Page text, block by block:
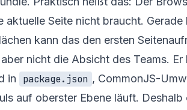
aktuelle Seite nicht braucht.
kann das den ersten
nicht die Absicht des Teams.
in package.json , CommonJS-
auf oberster Ebene läuft.